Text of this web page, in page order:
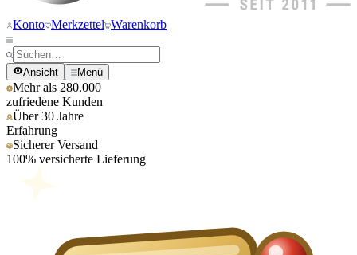
Konto Merkzettel Warenkorb
Ansicht Menü
Mehr als 280.000
zufriedene Kunden
Über 30 Jahre
Erfahrung
Sicherer Versand
100% versicherte Lieferung